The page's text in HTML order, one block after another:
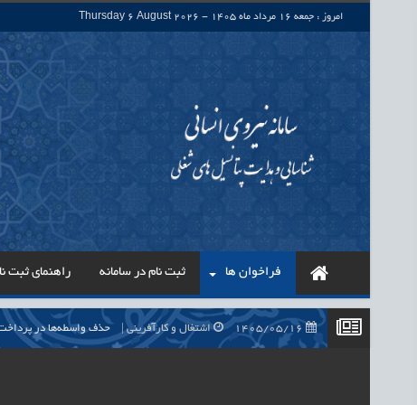
امروز : جمعه 16 مرداد ماه 1405 - Thursday 6 August 2026
فراخوان ها ثبت نام در سامانه راهنمای ثبت
اشتغال و کارآفرینی حذف واسطه‌ها در پرداخت حقوق ۷۰۰ هزار نیروی شرکتی، گامی